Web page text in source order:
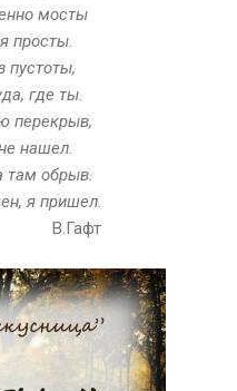
мосты
просты.
пустоты,
где ты.
перекрыв,
нашел.
там обрыв.
я пришел.